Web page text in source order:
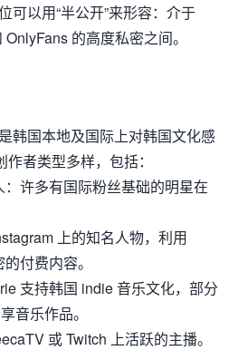
可以用“半公开”来形容：介于
的高度私密之间。
韩国本地及国际上对韩国文化感
者类型多样，包括：
：许多有国际粉丝基础的明星在
上的知名人物，利用
付费内容。
支持韩国 indie 音乐文化，部分
音乐作品。
或 Twitch 上活跃的主播。